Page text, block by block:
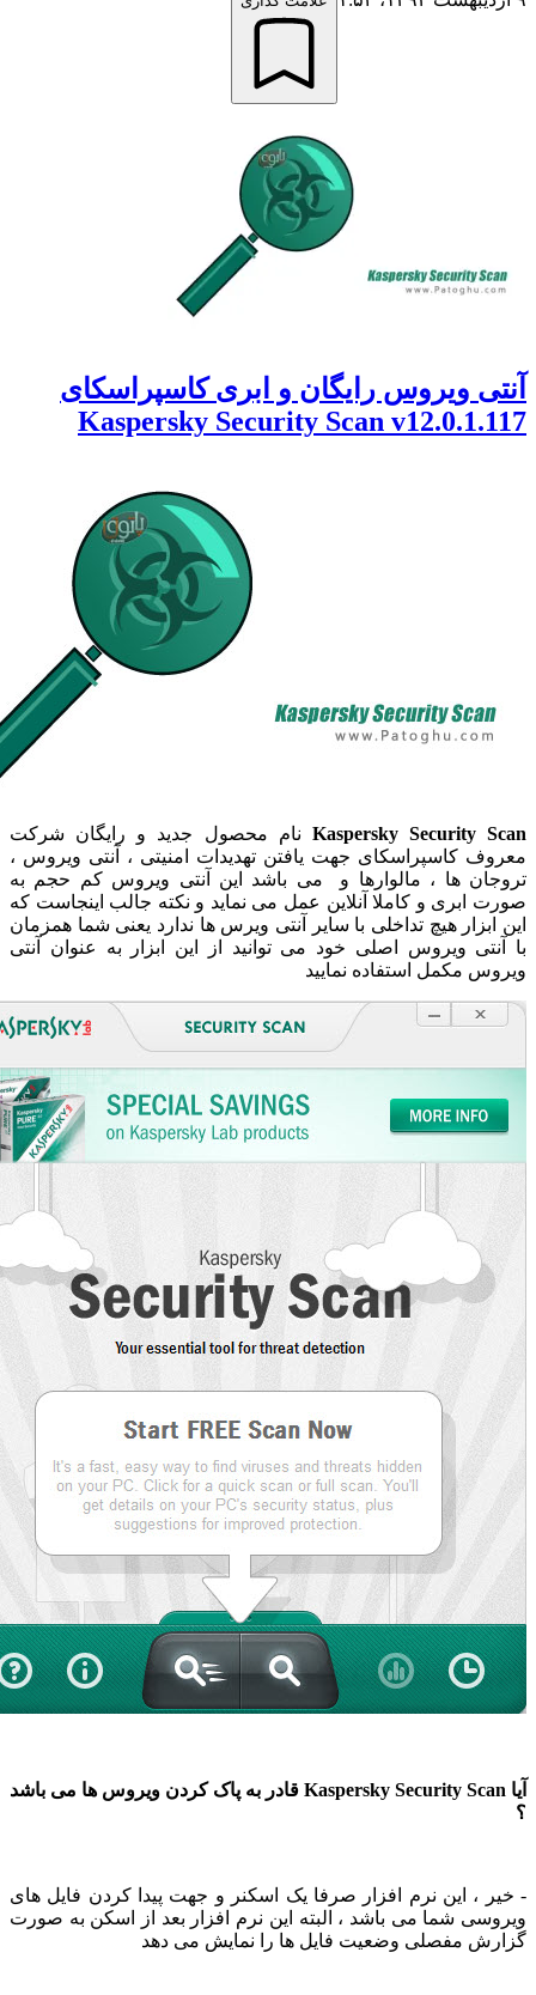
ویروس رایگان و ابری کاسپراسکای
Kaspersky Security Scan
Kaspersky Securityنام محصول جدید و رایگان شرکت
کاسپراسکای جهت یافتن تهدیدات امنیتی ، آنتی ویروس ،
ها ، مالوارها و می باشد این آنتی ویروس کم حجم به
ابری و کاملا آنلاین عمل می نماید و نکته جالب اینجاست که
هیچ تداخلی با سایر آنتی ویرس ها ندارد یعنی شما همزمان
ویروس اصلی خود می توانید از این ابزار به عنوان آنتی
مکمل استفاده نمایید
آیا Kaspersky Security Scan قادر به پاک کردن ویروس ها می باشد
، این نرم افزار صرفا یک اسکنر و جهت پیدا کردن فایل های
شما می باشد ، البته این نرم افزار بعد از اسکن به صورت
مفصلی وضعیت فایل ها را نمایش می دهد